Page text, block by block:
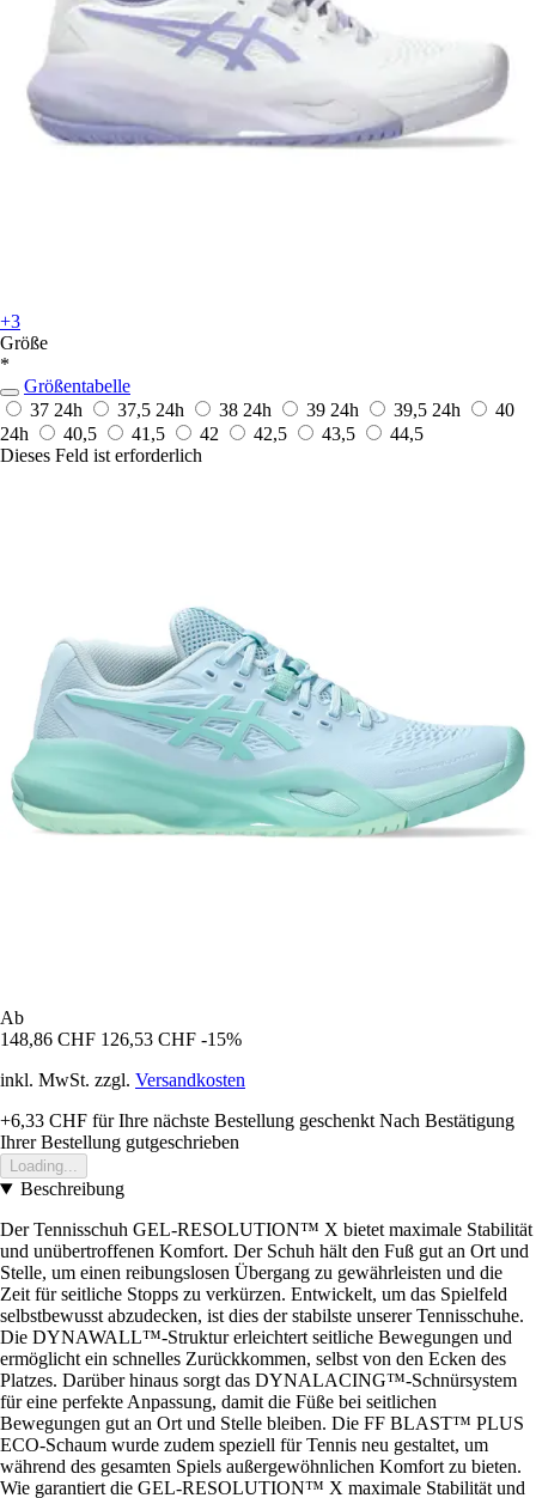
+3
Größe
*
Größentabelle
37 24h 37,5 24h 38 24h 39 24h 39,5 24h
40
24h
40,5 41,5 42 42,5 43,5
44,5
Dieses Feld ist erforderlich
Ab
148,86 CHF 126,53 CHF -15%
inkl. MwSt. zzgl. Versandkosten
+6,33 CHF für Ihre nächste Bestellung geschenkt Nach Bestätigung
Ihrer Bestellung gutgeschrieben
Loading...
Beschreibung
Der Tennisschuh GEL-RESOLUTION™ X bietet maximale Stabilität
und unübertroffenen Komfort. Der Schuh hält den Fuß gut an Ort und
Stelle, um einen reibungslosen Übergang zu gewährleisten und die
Zeit für seitliche Stopps zu verkürzen. Entwickelt, um das Spielfeld
selbstbewusst abzudecken, ist dies der stabilste unserer Tennisschuhe.
Die DYNAWALL™-Struktur erleichtert seitliche Bewegungen und
ermöglicht ein schnelles Zurückkommen, selbst von den Ecken des
Platzes. Darüber hinaus sorgt das DYNALACING™-Schnürsystem
für eine perfekte Anpassung, damit die Füße bei seitlichen
Bewegungen gut an Ort und Stelle bleiben. Die FF BLAST™ PLUS
ECO-Schaum wurde zudem speziell für Tennis neu gestaltet, um
während des gesamten Spiels außergewöhnlichen Komfort zu bieten.
Wie garantiert die GEL-RESOLUTION™ X maximale Stabilität und